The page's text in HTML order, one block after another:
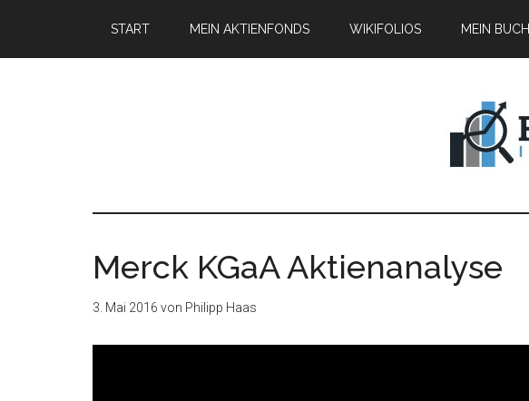
START MEIN AKTIENFONDS WIKIFOLIOS MEIN BUCH
Merck KGaA Aktienanalyse
3. Mai 2016 von Philipp Haas